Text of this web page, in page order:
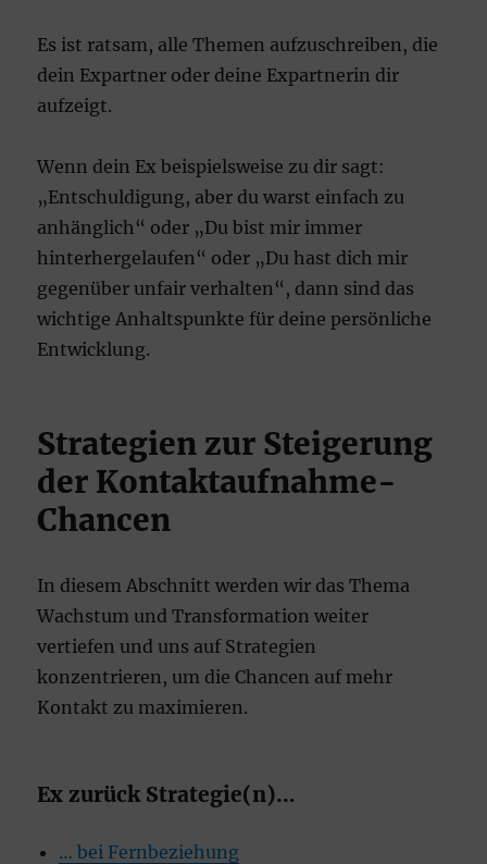
Es ist ratsam, alle Themen aufzuschreiben, die
dein Expartner oder deine Expartnerin dir
aufzeigt.
Wenn dein Ex beispielsweise zu dir sagt:
„Entschuldigung, aber du warst einfach zu
anhänglich“ oder „Du bist mir immer
hinterhergelaufen“ oder „Du hast dich mir
gegenüber unfair verhalten“, dann sind das
wichtige Anhaltspunkte für deine persönliche
Entwicklung.
Strategien zur Steigerung
der Kontaktaufnahme-
Chancen
In diesem Abschnitt werden wir das Thema
Wachstum und Transformation weiter
vertiefen und uns auf Strategien
konzentrieren, um die Chancen auf mehr
Kontakt zu maximieren.
Ex zurück Strategie(n)…
… bei Fernbeziehung